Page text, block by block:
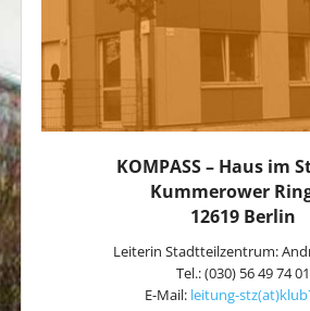
KOMPASS – Haus im
Kummerower
12619 Berlin
Leiterin Stadtteilzentrum:
Tel.: (030) 56 49 74 01
E-Mail: leitung-